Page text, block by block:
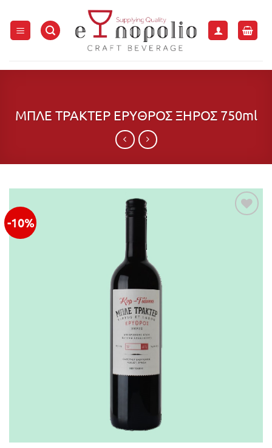
στο
περιεχόμενο
ΜΠΛΕ ΤΡΑΚΤΕΡ ΕΡΥΘΡΟΣ ΞΗΡΟΣ 750ml
-10%